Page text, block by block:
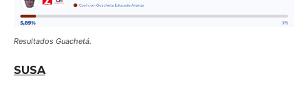
Resultados Guachetá.
SUSA